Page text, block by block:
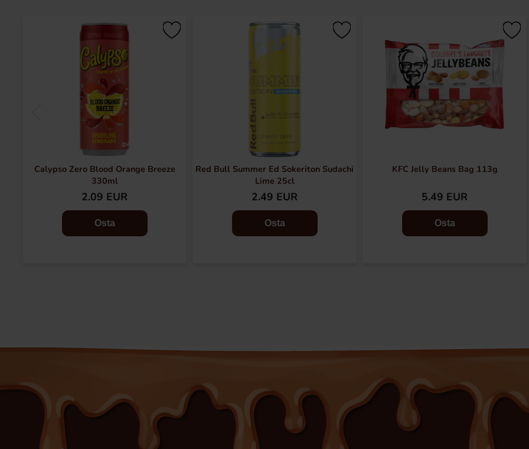
Calypso Zero Blood Orange Breeze
330ml
2.09 EUR
Osta
Red Bull Summer Ed Sokeriton Sudachi
Lime 25cl
2.49 EUR
Osta
KFC Jelly Beans Bag 113g
5.49 EUR
Osta